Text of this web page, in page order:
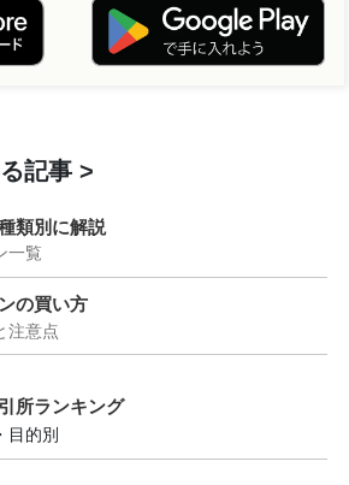
記事
類別に解説
一覧
の買い方
注意点
所ランキング
目的別